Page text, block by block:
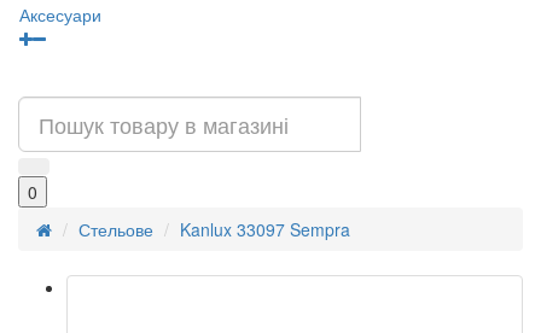
Аксесуари
0
Стельове
Kanlux 33097 Sempra